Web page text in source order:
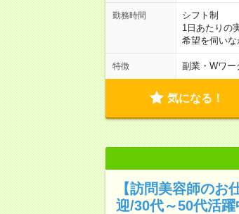
勤務時間
シフト制
1日あたりの
希望を伺い
特徴 副業・Wワー
気になる！
【訪問美容師の
迎/30代～50代活躍